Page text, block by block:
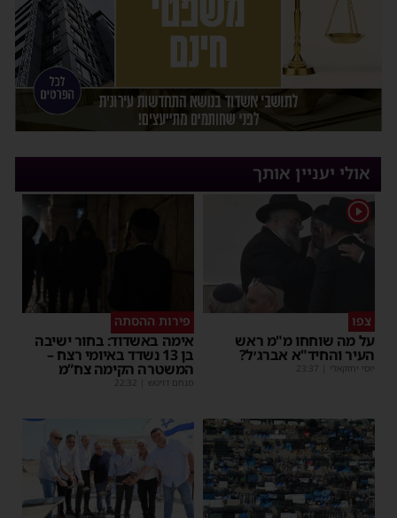
אולי יעניין אותך
1
צפו
על מה שוחחו מ"מ ראש
העיר והחיד"א אברג׳ל?
יוסי יחזקאלי 23:37
פירות ההסתה
אימה באשדוד: בחור ישיבה
בן 13 נשדד באיומי רצח –
המשטרה הקימה צח”מ
מנחם דויטש 22:32